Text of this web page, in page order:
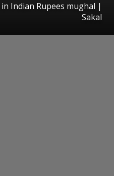
Indian Rupees mughal |
Sakal